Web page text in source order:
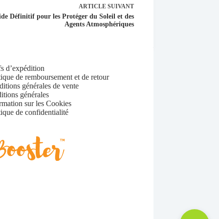
ARTICLESUIVANT
Définitif pour les Protéger du Soleil et des
Agents Atmosphériques
d’expédition
de remboursement et de retour
générales de vente
générales
sur les Cookies
de confidentialité